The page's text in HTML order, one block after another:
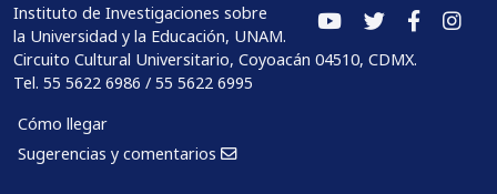
Instituto de Investigaciones sobre
la Universidad y la Educación, UNAM.
Circuito Cultural Universitario, Coyoacán 04510, CDMX.
Tel. 55 5622 6986 / 55 5622 6995
Cómo llegar
Sugerencias y comentarios